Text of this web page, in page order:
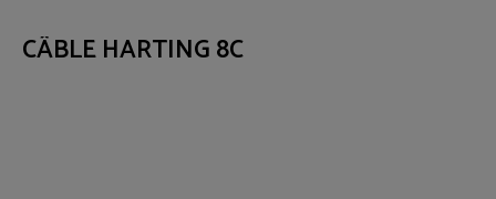
CÂBLE HARTING 8C